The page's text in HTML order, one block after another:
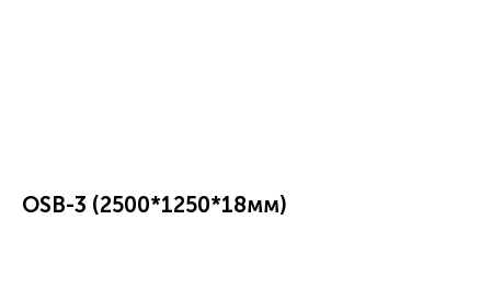
OSB-3 (2500*1250*18мм)